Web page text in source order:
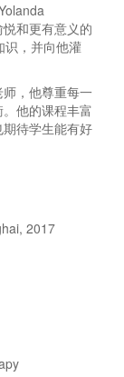
和更有意义的
识，并向他灌
，他尊重每一
他的课程丰富
待学生能有好
2017